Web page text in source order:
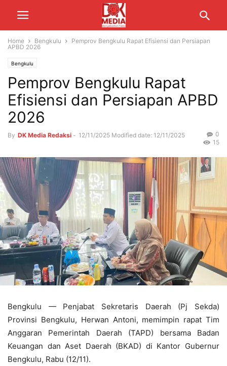
Home Bengkulu
Pemprov Bengkulu Rapat Efisiensi dan Persiapan
APBD 2026
Bengkulu
Pemprov Bengkulu Rapat
Efisiensi dan Persiapan APBD
2026
By DK Media Redaksi - 12/11/2025 Modified date: 12/11/2025
0
15
Bengkulu — Penjabat Sekretaris Daerah (Pj Sekda)
Provinsi Bengkulu, Herwan Antoni, memimpin rapat Tim
Anggaran Pemerintah Daerah (TAPD) bersama Badan
Keuangan dan Aset Daerah (BKAD) di Kantor Gubernur
Bengkulu, Rabu (12/11).